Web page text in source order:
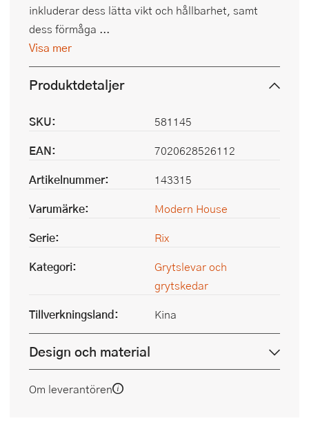
inkluderar dess lätta vikt och hållbarhet, samt
dess förmåga ...
Visa mer
Produktdetaljer
SKU:
581145
EAN:
7020628526112
Artikelnummer:
143315
Varumärke:
Modern House
Serie:
Rix
Kategori:
Grytslevar och
grytskedar
Tillverkningsland:
Kina
Design och material
Om leverantören